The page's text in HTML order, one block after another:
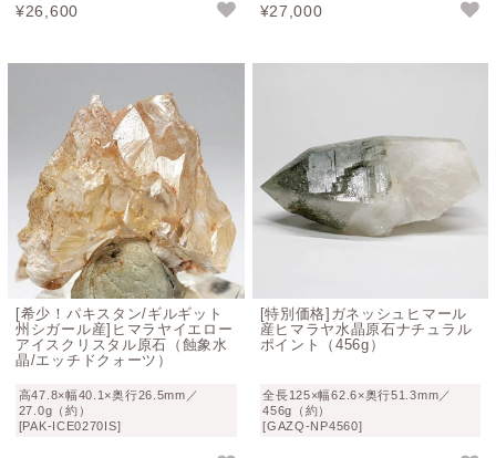
¥26,600 ¥27,000
[希少！パキスタン/ギルギット
州シガール産]ヒマラヤイエロー
アイスクリスタル原石（蝕象水
晶/エッチドクォーツ）
高47.8×幅40.1×奥行26.5mm／
27.0g（約）
[PAK-ICE0270IS]
[特別価格]ガネッシュヒマール
産ヒマラヤ水晶原石ナチュラル
ポイント（456g）
全長125×幅62.6×奥行51.3mm／
456g（約）
[GAZQ-NP4560]